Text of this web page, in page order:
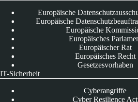
Europäische
Europäische
Europäische
Europäisches
Europäischer Rat
Europäisches Recht
Gesetzesvorhaben
IT-Sicherheit
Cyberangriffe
Cyber Resilience Act